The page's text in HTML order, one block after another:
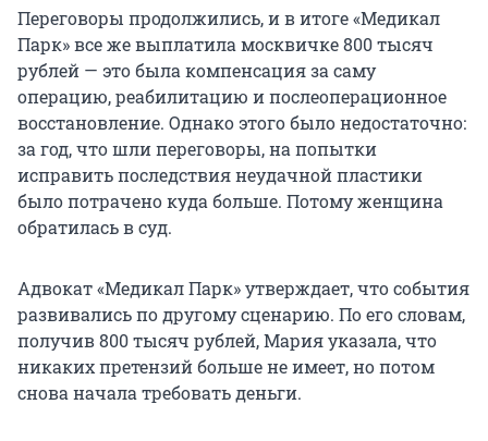
Переговоры продолжились, и в итоге «Медикал
Парк» все же выплатила москвичке 800 тысяч
рублей — это была компенсация за саму
операцию, реабилитацию и послеоперационное
восстановление. Однако этого было недостаточно:
за год, что шли переговоры, на попытки
исправить последствия неудачной пластики
было потрачено куда больше. Потому женщина
обратилась в суд.
Адвокат «Медикал Парк» утверждает, что события
развивались по другому сценарию. По его словам,
получив 800 тысяч рублей, Мария указала, что
никаких претензий больше не имеет, но потом
снова начала требовать деньги.